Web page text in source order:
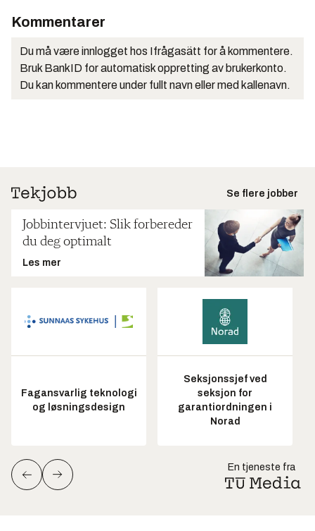
Kommentarer
Du må være innlogget hos Ifrågasätt for å kommentere.
Bruk BankID for automatisk oppretting av brukerkonto.
Du kan kommentere under fullt navn eller med kallenavn.
Se flere jobber
Jobbintervjuet: Slik forbereder
du deg optimalt
Les mer
Fagansvarlig teknologi
og løsningsdesign
Seksjonssjef ved
seksjon for
garantiordningen i
Norad
En tjeneste fra